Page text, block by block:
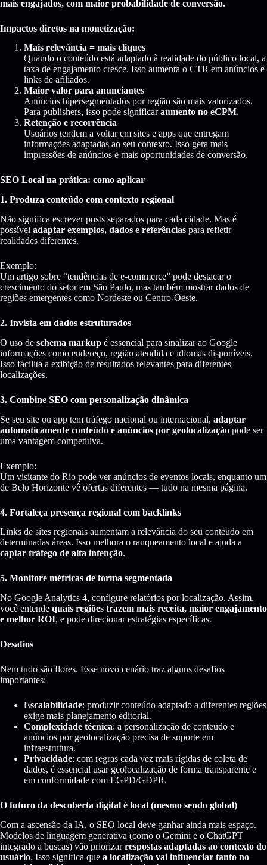
mais engajados, com maior probabilidade de conversão.
Impactos diretos na monetização:
Mais relevância = mais cliques
Quando o conteúdo está adaptado à realidade do público local, a
taxa de engajamento cresce. Isso aumenta o CTR em anúncios e
links de afiliados.
Maior valor para anunciantes
Anúncios hipersegmentados por região são mais valorizados.
Para publishers, isso pode significaraumento no eCPM.
Retenção e recorrência
Usuários tendem a voltar em sites e apps que entregam
informações adaptadas ao seu contexto. Isso gera mais
impressões de anúncios e mais oportunidades de conversão.
SEO Local na prática: como aplicar
1. Produza conteúdo com contexto regional
Não significa escrever posts separados para cada cidade. Mas é
possível adaptar exemplos, dados e referências para refletir
realidades diferentes.
Exemplo:
Um artigo sobre “tendências de e-commerce” pode destacar o
crescimento do setor em São Paulo, mas também mostrar dados de
regiões emergentes como Nordeste ou Centro-Oeste.
2. Invista em dados estruturados
O uso de schema markup é essencial para sinalizar ao Google
informações como endereço, região atendida e idiomas disponíveis.
Isso facilita a exibição de resultados relevantes para diferentes
localizações.
3. Combine SEO com personalização dinâmica
Se seu site ou app tem tráfego nacional ou internacional, adaptar
automaticamente conteúdo e anúncios por geolocalização pode ser
uma vantagem competitiva.
Exemplo:
Um visitante do Rio pode ver anúncios de eventos locais, enquanto um
de Belo Horizonte vê ofertas diferentes — tudo na mesma página.
4. Fortaleça presença regional com backlinks
Links de sites regionais aumentam a relevância do seu conteúdo em
determinadas áreas. Isso melhora o ranqueamento local e ajuda a
captar tráfego de alta intenção.
5. Monitore métricas de forma segmentada
No Google Analytics 4, configure relatórios por localização. Assim,
você entende quais regiões trazem mais receita, maior engajamento
e melhor ROI, e pode direcionar estratégias específicas.
Desafios
Nem tudo são flores. Esse novo cenário traz alguns desafios
importantes:
Escalabilidade: produzir conteúdo adaptado a diferentes regiões
exige mais planejamento editorial.
Complexidade técnica: a personalização de conteúdo e
anúncios por geolocalização precisa de suporte em
infraestrutura.
Privacidade: com regras cada vez mais rígidas de coleta de
dados, é essencial usar geolocalização de forma transparente e
em conformidade com LGPD/GDPR.
O futuro da descoberta digital é local (mesmo sendo global)
Com a ascensão da IA, o SEO local deve ganhar ainda mais espaço.
Modelos de linguagem generativa (como o Gemini e o ChatGPT
integrado a buscas) vão priorizarrespostas adaptadas ao contexto do
usuário. Isso significa que a localização vai influenciar tanto no